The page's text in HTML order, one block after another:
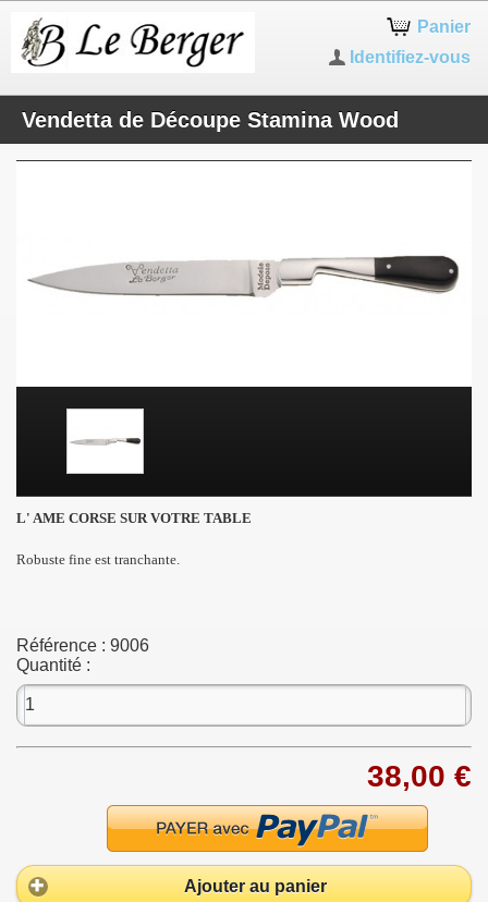
Panier
Identifiez-vous
Vendetta de Découpe Stamina Wood
L' AME CORSE SUR VOTRE TABLE
Robuste fine est tranchante.
Référence : 9006
Quantité :
38,00 €
Ajouter au panier